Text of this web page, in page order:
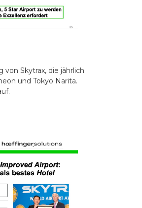
Skytrax, die jährlich
und Tokyo Narita.
.